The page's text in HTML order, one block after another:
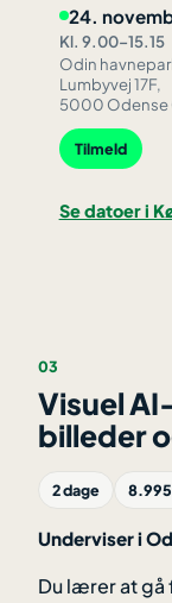
24.
Kl. 9.00–15.15
Odin
Lumbyvej 17F,
5000 Odense
Tilmeld
Se datoer i
03
Visuel
billeder
2 dage
Underviser i
Du lærer at